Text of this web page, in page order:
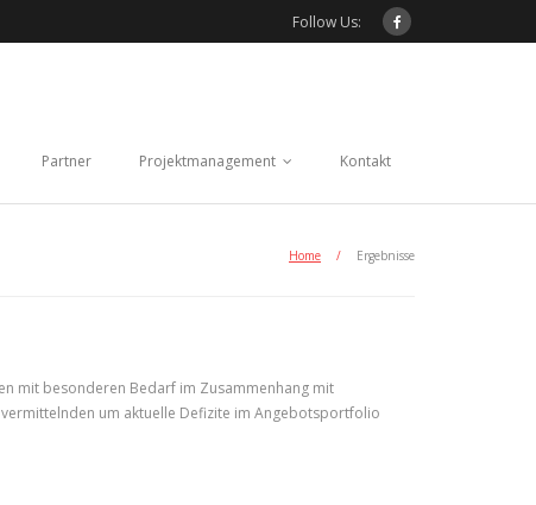
Follow Us:
Partner Projektmanagement Kontakt
Home / Ergebnisse
mit besonderen Bedarf im Zusammenhang mit
um aktuelle Defizite im Angebotsportfolio